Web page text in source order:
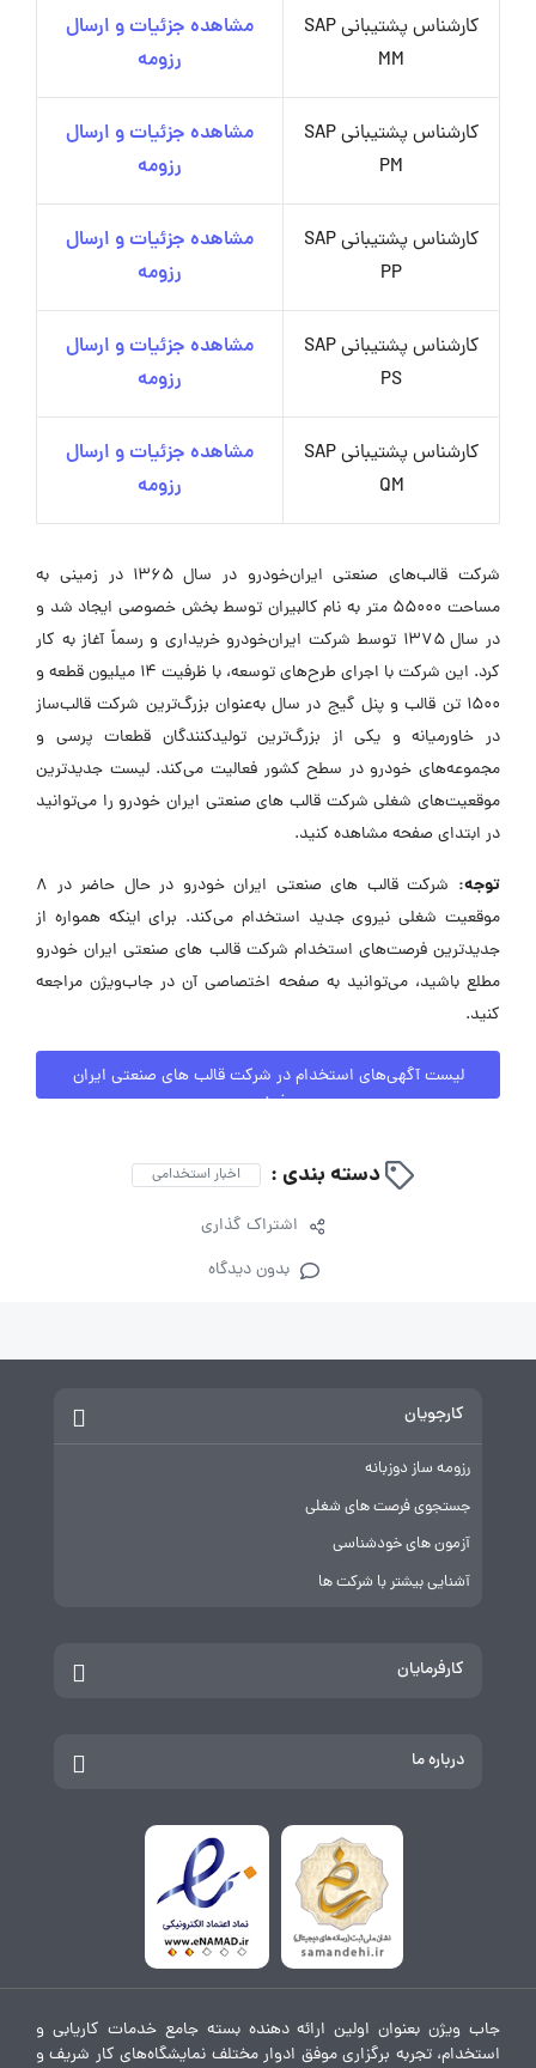
کارشناس پشتیبانی SAP
MM
مشاهده جزئیات و ارسال
رزومه
کارشناس پشتیبانی SAP
PM
مشاهده جزئیات و ارسال
رزومه
کارشناس پشتیبانی SAP
PP
مشاهده جزئیات و ارسال
رزومه
کارشناس پشتیبانی SAP
PS
مشاهده جزئیات و ارسال
رزومه
کارشناس پشتیبانی SAP
QM
مشاهده جزئیات و ارسال
رزومه
شرکت قالب‌های صنعتی ایران‌خودرو در سال ۱۳۶۵ در زمینی به
مساحت ۵۵۰۰۰ متر به نام کالبیران توسط بخش خصوصی ایجاد شد و
در سال ۱۳۷۵ توسط شرکت ایران‌خودرو خریداری و رسماً آغاز به کار
کرد. این شرکت با اجرای طرح‌های توسعه، با ظرفیت ۱۴ میلیون قطعه و
۱۵۰۰ تن قالب و پنل گیج در سال به‌عنوان بزرگ‌ترین شرکت قالب‌ساز
در خاورمیانه و یکی از بزرگ‌ترین تولیدکنندگان قطعات پرسی و
مجموعه‌های خودرو در سطح کشور فعالیت می‌کند. لیست جدیدترین
موقعیت‌های شغلی شرکت قالب های صنعتی ایران خودرو را می‌توانید
در ابتدای صفحه مشاهده کنید.
توجه:
شرکت قالب های صنعتی ایران خودرو در حال حاضر در ۸
موقعیت شغلی نیروی جدید استخدام می‌کند. برای اینکه همواره از
جدیدترین فرصت‌های استخدام شرکت قالب های صنعتی ایران خودرو
مطلع باشید، می‌توانید به صفحه اختصاصی آن در جاب‌ویژن مراجعه
کنید.
لیست آگهی‌های استخدام در شرکت قالب های صنعتی ایران
خودرو
دسته بندی : اخبار استخدامی
اشتراک گذاری
بدون دیدگاه
کارجویان
رزومه ساز دوزبانه
جستجوی فرصت های شغلی
آزمون های خودشناسی
آشنایی بیشتر با شرکت ها
کارفرمایان
درباره ما
جاب ویژن بعنوان اولین ارائه دهنده بسته جامع خدمات کاریابی و
استخدام، تجربه برگزاری موفق ادوار مختلف نمایشگاه‌های کار شریف و